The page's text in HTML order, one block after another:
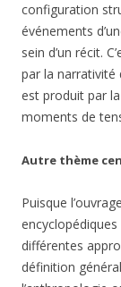
configuration
événements
sein d’un récit.
par la narrativité
est produit par
moments de
Autre thème
Puisque
encyclopédiques
différentes
définition